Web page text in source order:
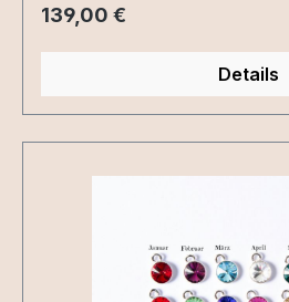
Regulärer Preis:
139,00 €
Details